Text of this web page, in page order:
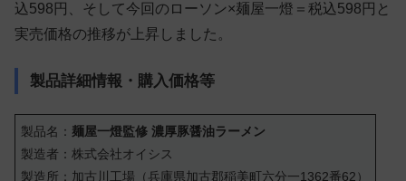
込598円、そして今回のローソン×麺屋一燈＝税込598円と
実売価格の推移が上昇しました。
製品詳細情報・購入価格等
製品名： 麺屋一燈監修 濃厚豚醤油ラーメン
製造者：株式会社オイシス
製造所：加古川工場（兵庫県加古郡稲美町六分一1362番62）